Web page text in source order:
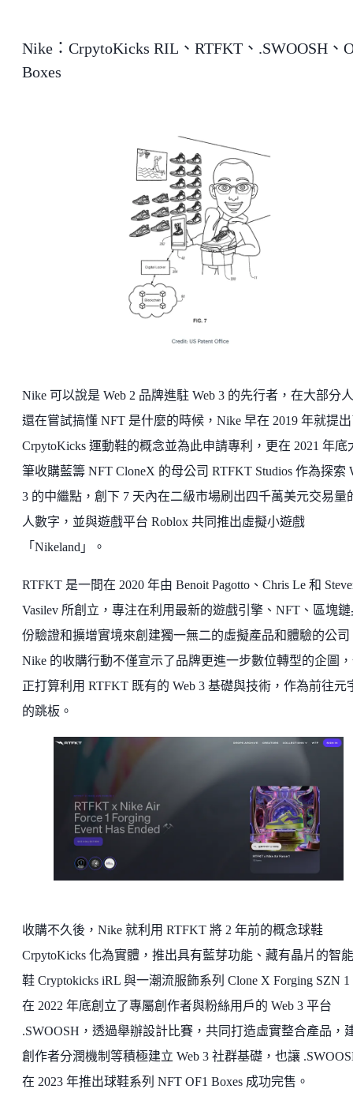
Nike：CrpytoKicks RIL、RTFKT、.SWOOSH、
Boxes
Nike 可以說是 Web 2 品牌進駐 Web 3 的先行者，在大部分
還在嘗試搞懂 NFT 是什麼的時候，Nike 早在 2019 年就提
CrpytoKicks 運動鞋的概念並為此申請專利，更在 2021 年底
筆收購藍籌 NFT CloneX 的母公司 RTFKT Studios 作為探索
3 的中繼點，創下 7 天內在二級市場刷出四千萬美元交易量
人數字，並與遊戲平台 Roblox 共同推出虛擬小遊戲
「Nikeland」。
RTFKT 是一間在 2020 年由 Benoit Pagotto、Chris Le 和
Vasilev 所創立，專注在利用最新的遊戲引擎、NFT、區塊
份驗證和擴增實境來創建獨一無二的虛擬產品和體驗的公司
Nike 的收購行動不僅宣示了品牌更進一步數位轉型的企圖
正打算利用 RTFKT 既有的 Web 3 基礎與技術，作為前往元
的跳板。
收購不久後，Nike 就利用 RTFKT 將 2 年前的概念球鞋
CrpytoKicks 化為實體，推出具有藍芽功能、藏有晶片的智
鞋 Cryptokicks iRL 與一潮流服飾系列 Clone X Forging SZN
在 2022 年底創立了專屬創作者與粉絲用戶的 Web 3 平台
.SWOOSH，透過舉辦設計比賽，共同打造虛實整合產品，
創作者分潤機制等積極建立 Web 3 社群基礎，也讓
在 2023 年推出球鞋系列 NFT OF1 Boxes 成功完售。